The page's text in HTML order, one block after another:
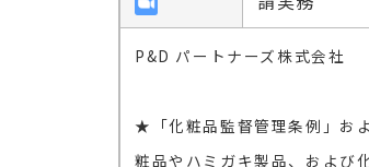
P&D パートナーズ株式会
★「化粧品監督管理条例」お
粧品やハミガキ製品、および